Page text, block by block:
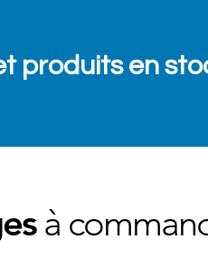
produits en
à